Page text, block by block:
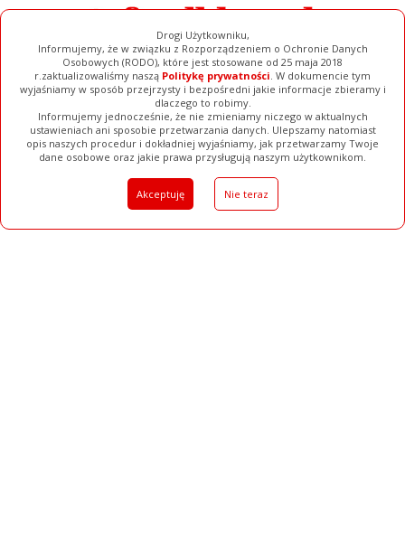
Drogi Użytkowniku,
Informujemy, że w związku z Rozporządzeniem o Ochronie Danych
Osobowych (RODO), które jest stosowane od 25 maja 2018
r.zaktualizowaliśmy naszą Politykę prywatności. W dokumencie tym
wyjaśniamy w sposób przejrzysty i bezpośredni jakie informacje zbieramy i
dlaczego to robimy.
Informujemy jednocześnie, że nie zmieniamy niczego w aktualnych
ustawieniach ani sposobie przetwarzania danych. Ulepszamy natomiast
opis naszych procedur i dokładniej wyjaśniamy, jak przetwarzamy Twoje
dane osobowe oraz jakie prawa przysługują naszym użytkownikom.
Akceptuję Nie teraz
Ogłoszenia Filmy Galerie Baza Firm Pełna Wersja